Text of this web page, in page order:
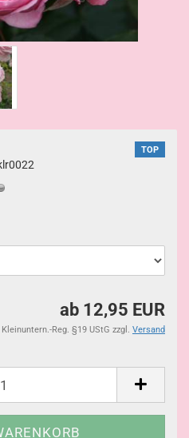
TOP
ab 12,95 EUR
Reg. §19 UStG zzgl. Versand